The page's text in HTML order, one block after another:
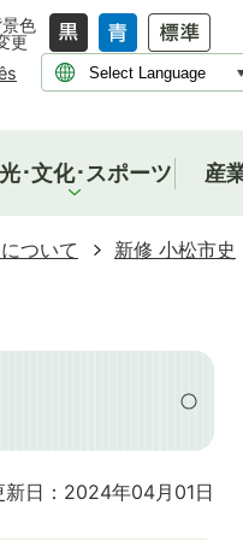
色
更
･文化･スポーツ 産
ついて 新修 小松市史
新日：2024年04月01日